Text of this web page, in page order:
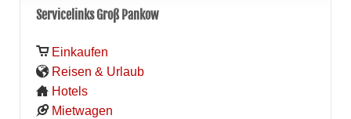
Servicelinks Groß Pankow
Einkaufen
Reisen & Urlaub
Hotels
Mietwagen